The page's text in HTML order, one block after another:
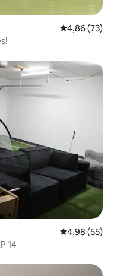
4,86 (73)
4,98 (55)
14